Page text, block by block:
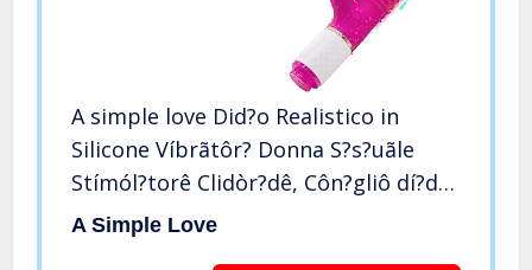
A simple love Did?o Realistico in
Silicone Víbrãtôr? Donna S?s?uãle
Stímól?torê Clidòr?dê, Côn?gliô dí?dô
Víbr?tôri S?s?uãli per Donna R??lísticô
A Simple Love